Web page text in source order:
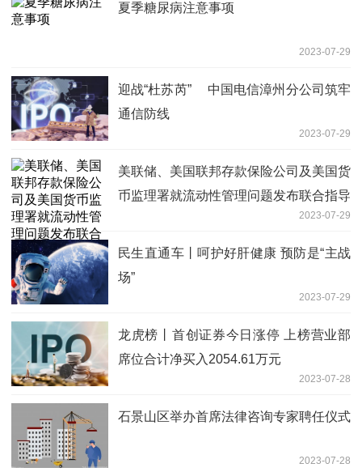
夏季糖尿病注意事项
2023-07-29
迎战“杜苏芮” 中国电信漳州分公司筑牢
通信防线
2023-07-29
美联储、美国联邦存款保险公司及美国货
币监理署就流动性管理问题发布联合指导
2023-07-29
民生直通车丨呵护好肝健康 预防是“主战
场”
2023-07-29
龙虎榜丨首创证券今日涨停 上榜营业部
席位合计净买入2054.61万元
2023-07-28
石景山区举办首席法律咨询专家聘任仪式
2023-07-28